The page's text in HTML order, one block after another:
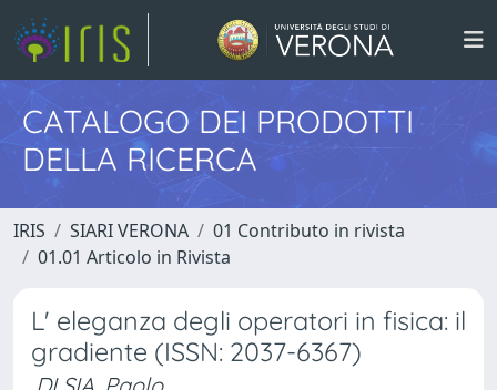
CATALOGO DEI PRODOTTI
DELLA RICERCA
IRIS SIARI VERONA
01 Contributo in rivista
01.01 Articolo in Rivista
L' eleganza degli operatori in fisica: il
gradiente (ISSN: 2037-6367)